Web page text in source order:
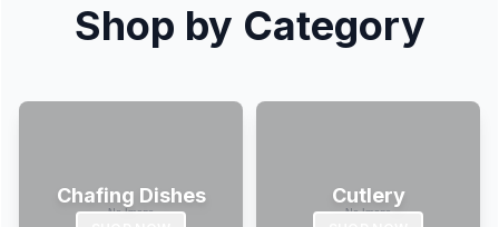
Shop by Category
Chafing Dishes Cutlery